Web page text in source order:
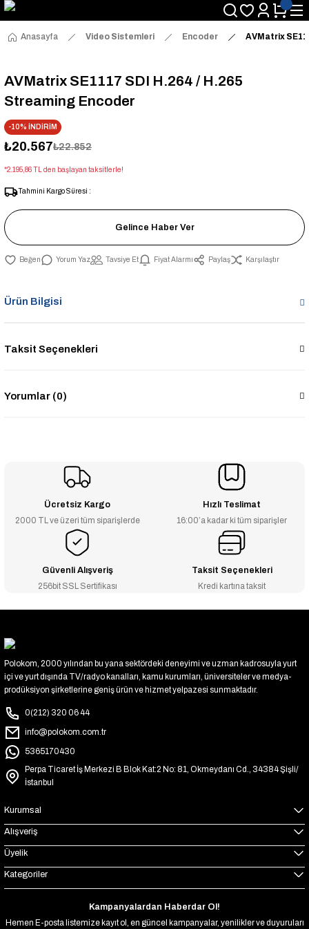
Anasayfa Video Sistemleri Encoder AVMatrix
AVMatrix SE1117 SDI H.264 / H.265
Streaming Encoder
-10% İNDİRİM
₺20.567₺22.852
*2.195,86 TL den başlayan taksitlerle!
Tahmini Kargo Süresi :
Gelince Haber Ver
Yorum Yaz Tavsiye Et Fiyat Alarmı Paylaş Karşılaştır
Ürün Bilgisi
Taksit Seçenekleri
Yorumlar (0)
Ücretsiz Kargo
2000 TL ve üzeri tüm siparişlerde
Hızlı Teslimat
16:00’a kadar ki tüm siparişler
Güvenli Alışveriş
256bit SSL Sertifikası
Taksit Seçenekleri
Kredi kartına taksit
Polokom, 2000 yılından bu yana sektördeki deneyimi ve uzman kadrosuyla yurt
içi ve yurt dışında TV/radyo kanalları, kamu kurumları, üniversiteler ve medya-
prodüksiyon şirketlerine geniş ürün ve hizmet yelpazesi sunmaktadır.
0(212) 320 06 44
info@polokom.com.tr
5365170430
Perpa Ticaret İş Merkezi B Blok Kat:2 No: 81, Okmeydanı Cd., 34384 Şişli/
İstanbul
Kurumsal
Alışveriş
Üyelik
Kategoriler
Kampanyalardan Haberdar Ol!
Hemen E-posta listemize kayıt ol, en güncel kampanyalar, yenilikler ve duyuruları